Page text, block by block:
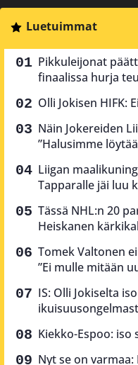
Luetuimmat
Pikkuleijonat
finaalissa hurja
Olli Jokisen HIFK:
Näin Jokereiden
”Halusimme
Liigan
Tapparalle jäi luu
Tässä NHL:n 20
Heiskanen
Tomek Valtonen
”Ei mulle mitään
IS: Olli Jokiselta
Kiekko-Espoo:
Nyt se on